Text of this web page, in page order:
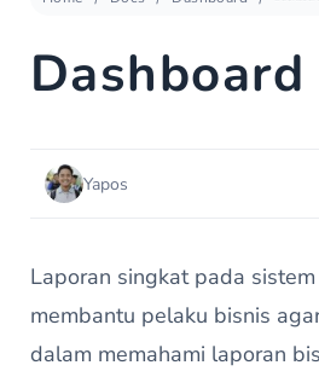
Dashboard
Yapos
Laporan singkat pada
membantu pelaku bisnis
dalam memahami laporan